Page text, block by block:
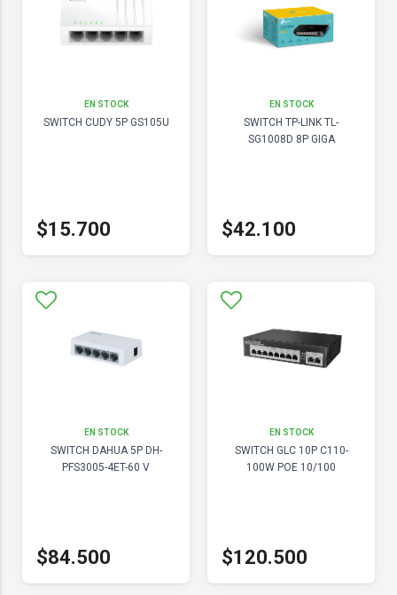
EN STOCK
SWITCH CUDY 5P GS105U
$15.700
EN STOCK
SWITCH TP-LINK TL-
SG1008D 8P GIGA
$42.100
EN STOCK
SWITCH DAHUA 5P DH-
PFS3005-4ET-60 V
$84.500
EN STOCK
SWITCH GLC 10P C110-
100W POE 10/100
$120.500